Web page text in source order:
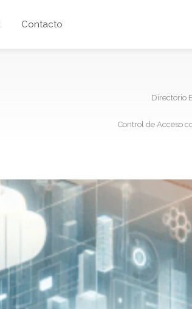
Contacto
Directorio
Control de Acceso